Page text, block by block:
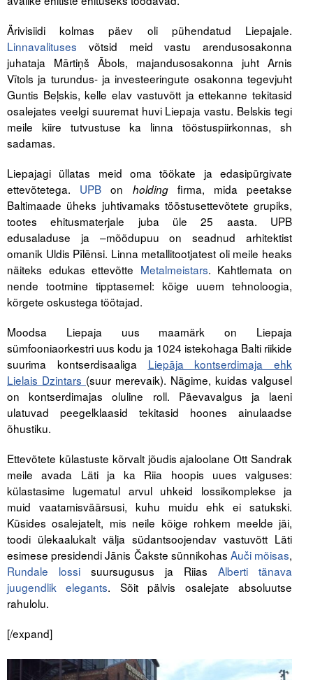
Ärivisiidi kolmas päev oli pühendatud Liepajale.
Linnavalituses võtsid meid vastu arendusosakonna
juhataja Mārtiņš Ābols, majandusosakonna juht Arnis
Vītols ja turundus- ja investeeringute osakonna tegevjuht
Guntis Beļskis, kelle elav vastuvõtt ja ettekanne tekitasid
osalejates veelgi suuremat huvi Liepaja vastu. Belskis tegi
meile kiire tutvustuse ka linna tööstuspiirkonnas, sh
sadamas.
Liepajagi üllatas meid oma töökate ja edasipürgivate
ettevõtetega. UPB on holdingfirma, mida peetakse
Baltimaade üheks juhtivamaks tööstusettevõtete grupiks,
tootes ehitusmaterjale juba üle 25 aasta. UPB
edusaladuse ja –mõõdupuu on seadnud arhitektist
omanik Uldis Pīlēnsi. Linna metallitootjatest oli meile heaks
näiteks edukas ettevõtte Metalmeistars. Kahtlemata on
nende tootmine tipptasemel: kõige uuem tehnoloogia,
kõrgete oskustega töötajad.
Moodsa Liepaja uus maamärk on Liepaja
sümfooniaorkestri uus kodu ja 1024 istekohaga Balti riikide
suurima kontserdisaaliga Liepāja kontserdimaja ehk
Lielais Dzintars (suur merevaik). Nägime, kuidas valgusel
on kontserdimajas oluline roll. Päevavalgus ja laeni
ulatuvad peegelklaasid tekitasid hoones ainulaadse
õhustiku.
Ettevõtete külastuste kõrvalt jõudis ajaloolane Ott Sandrak
meile avada Läti ja ka Riia hoopis uues valguses:
külastasime lugematul arvul uhkeid lossikomplekse ja
muid vaatamisväärsusi, kuhu muidu ehk ei satukski.
Küsides osalejatelt, mis neile kõige rohkem meelde jäi,
toodi ülekaalukalt välja südantsoojendav vastuvõtt Läti
esimese presidendi Jānis Čakste sünnikohas Auči mõisas,
Rundale lossi suursugusus ja Riias Alberti tänava
juugendlik elegants. Sõit pälvis osalejate absoluutse
rahulolu.
[/expand]